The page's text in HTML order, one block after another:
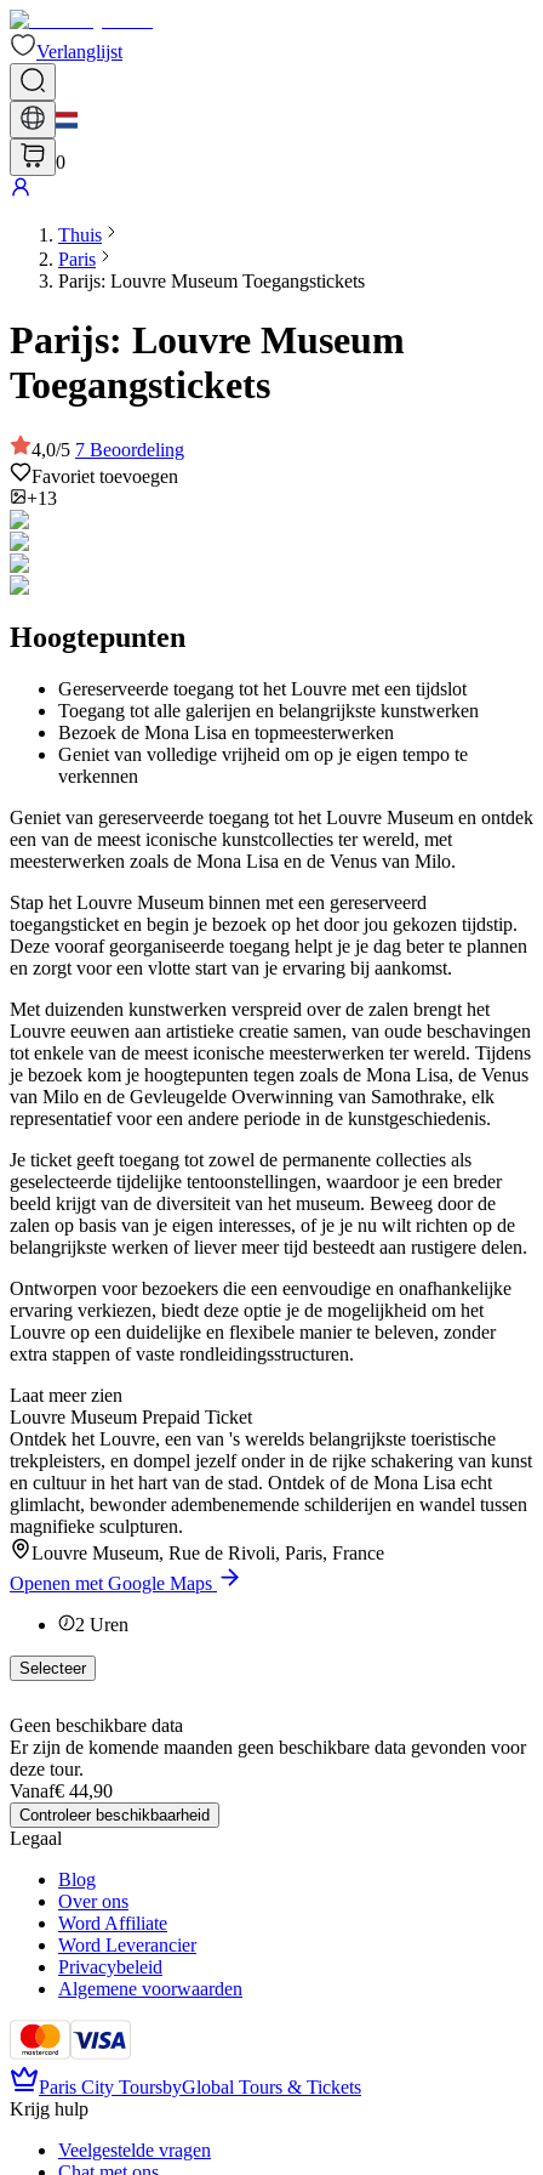
Verlanglijst
0
Thuis
Paris
Parijs: Louvre Museum Toegangstickets
Parijs: Louvre Museum
Toegangstickets
4,0/5 7 Beoordeling
Favoriet toevoegen
+13
Hoogtepunten
Gereserveerde toegang tot het Louvre met een tijdslot
Toegang tot alle galerijen en belangrijkste kunstwerken
Bezoek de Mona Lisa en topmeesterwerken
Geniet van volledige vrijheid om op je eigen tempo te
verkennen
Geniet van gereserveerde toegang tot het Louvre Museum en ontdek
een van de meest iconische kunstcollecties ter wereld, met
meesterwerken zoals de Mona Lisa en de Venus van Milo.
Stap het Louvre Museum binnen met een gereserveerd
toegangsticket en begin je bezoek op het door jou gekozen tijdstip.
Deze vooraf georganiseerde toegang helpt je je dag beter te plannen
en zorgt voor een vlotte start van je ervaring bij aankomst.
Met duizenden kunstwerken verspreid over de zalen brengt het
Louvre eeuwen aan artistieke creatie samen, van oude beschavingen
tot enkele van de meest iconische meesterwerken ter wereld. Tijdens
je bezoek kom je hoogtepunten tegen zoals de Mona Lisa, de Venus
van Milo en de Gevleugelde Overwinning van Samothrake, elk
representatief voor een andere periode in de kunstgeschiedenis.
Je ticket geeft toegang tot zowel de permanente collecties als
geselecteerde tijdelijke tentoonstellingen, waardoor je een breder
beeld krijgt van de diversiteit van het museum. Beweeg door de
zalen op basis van je eigen interesses, of je je nu wilt richten op de
belangrijkste werken of liever meer tijd besteedt aan rustigere delen.
Ontworpen voor bezoekers die een eenvoudige en onafhankelijke
ervaring verkiezen, biedt deze optie je de mogelijkheid om het
Louvre op een duidelijke en flexibele manier te beleven, zonder
extra stappen of vaste rondleidingsstructuren.
Laat meer zien
Louvre Museum Prepaid Ticket
Ontdek het Louvre, een van 's werelds belangrijkste toeristische
trekpleisters, en dompel jezelf onder in de rijke schakering van kunst
en cultuur in het hart van de stad. Ontdek of de Mona Lisa echt
glimlacht, bewonder adembenemende schilderijen en wandel tussen
magnifieke sculpturen.
Louvre Museum, Rue de Rivoli, Paris, France
Openen met Google Maps
2 Uren
Selecteer
Geen beschikbare data
Er zijn de komende maanden geen beschikbare data gevonden voor
deze tour.
Vanaf€ 44,90
Controleer beschikbaarheid
Legaal
Blog
Over ons
Word Affiliate
Word Leverancier
Privacybeleid
Algemene voorwaarden
Paris City ToursbyGlobal Tours & Tickets
Krijg hulp
Veelgestelde vragen